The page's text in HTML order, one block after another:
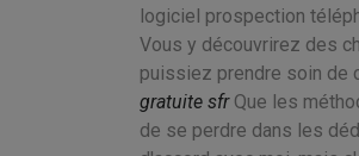
logiciel prospection
Vous y découvrirez des
puissiez prendre soin de
gratuite sfrQue les
de se perdre dans les